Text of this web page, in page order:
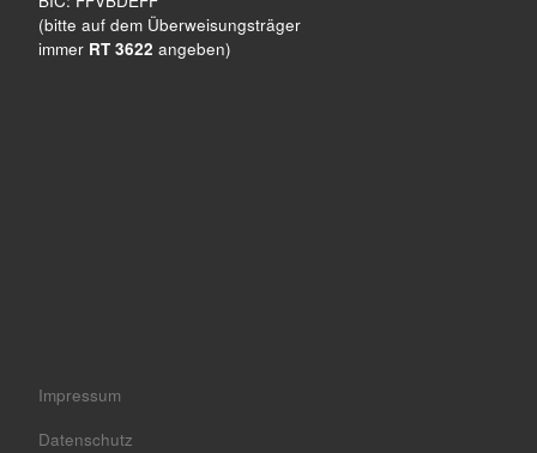
(bitte auf dem Überweisungsträger
immer RT 3622 angeben)
Impressum
Datenschutz